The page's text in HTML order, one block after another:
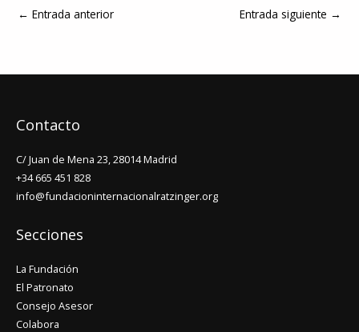
← Entrada anterior Entrada siguiente →
Contacto
C/ Juan de Mena 23, 28014 Madrid
+34 665 451 828
info@fundacioninternacionalratzinger.org
Secciones
La Fundación
El Patronato
Consejo Asesor
Colabora